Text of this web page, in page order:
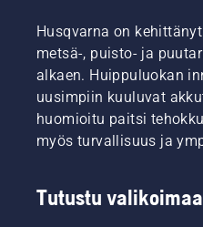
Husqvarna on
metsä-, puisto- ja
alkaen. Huippuluokan
uusimpiin kuuluvat
huomioitu paitsi
myös turvallisuus ja
Tutustu